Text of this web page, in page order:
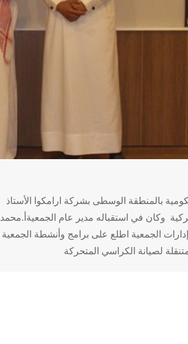
بالمنطقة الوسطى بشركة ارامكوا الأستاذ
وكان في استقباله مدير عام الجمعيةأ.محمد
الجمعية اطلع على برامج وأنشطة الجمعية
لصيانة الكراسي المتحركة